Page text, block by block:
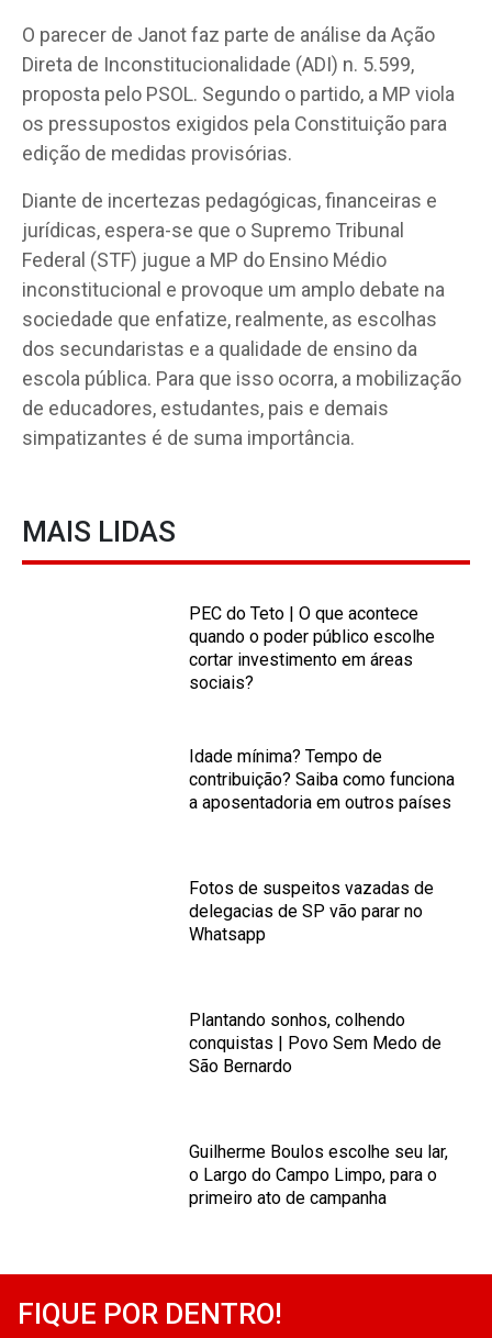
O parecer de Janot faz parte de análise da Ação
Direta de Inconstitucionalidade (ADI) n. 5.599,
proposta pelo PSOL. Segundo o partido, a MP viola
os pressupostos exigidos pela Constituição para
edição de medidas provisórias.
Diante de incertezas pedagógicas, financeiras e
jurídicas, espera-se que o Supremo Tribunal
Federal (STF) jugue a MP do Ensino Médio
inconstitucional e provoque um amplo debate na
sociedade que enfatize, realmente, as escolhas
dos secundaristas e a qualidade de ensino da
escola pública. Para que isso ocorra, a mobilização
de educadores, estudantes, pais e demais
simpatizantes é de suma importância.
MAIS LIDAS
PEC do Teto | O que acontece
quando o poder público escolhe
cortar investimento em áreas
sociais?
Idade mínima? Tempo de
contribuição? Saiba como funciona
a aposentadoria em outros países
Fotos de suspeitos vazadas de
delegacias de SP vão parar no
Whatsapp
Plantando sonhos, colhendo
conquistas | Povo Sem Medo de
São Bernardo
Guilherme Boulos escolhe seu lar,
o Largo do Campo Limpo, para o
primeiro ato de campanha
FIQUE POR DENTRO!